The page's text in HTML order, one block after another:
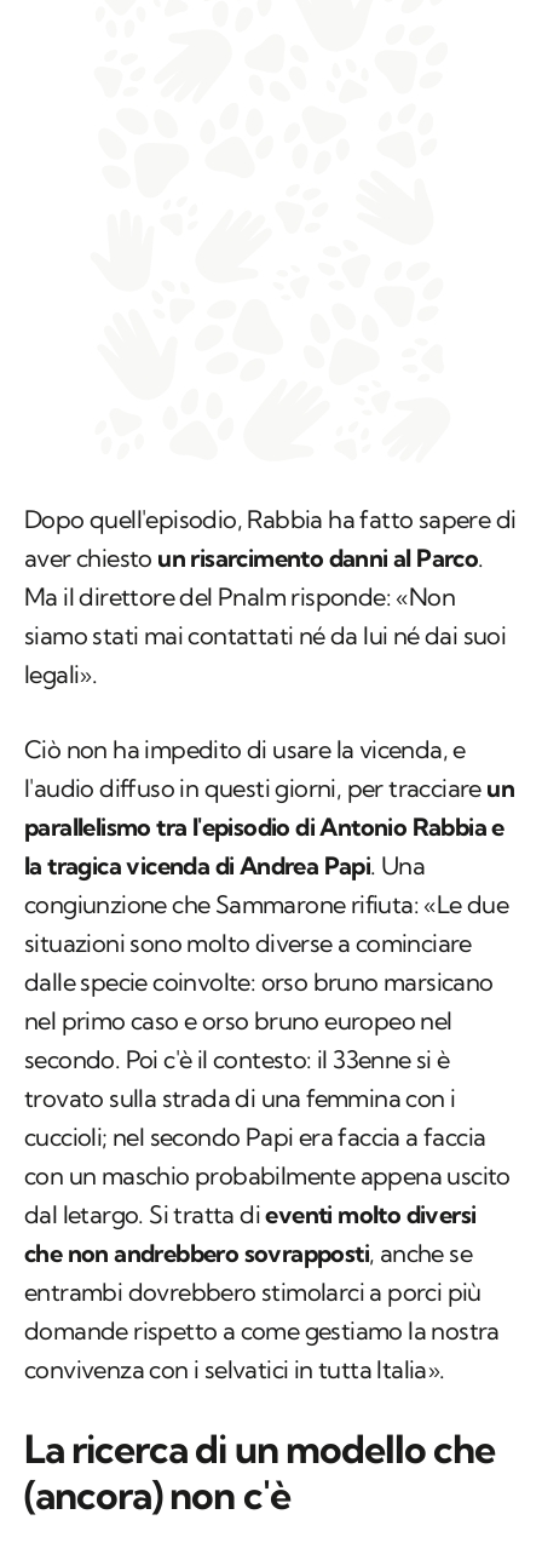
Dopo quell'episodio, Rabbia ha fatto sapere di
aver chiesto un risarcimento danni al Parco.
Ma il direttore del Pnalm risponde: «Non
siamo stati mai contattati né da lui né dai suoi
legali».
Ciò non ha impedito di usare la vicenda, e
l'audio diffuso in questi giorni, per tracciare un
parallelismo tra l'episodio di Antonio Rabbia e
la tragica vicenda di Andrea Papi. Una
congiunzione che Sammarone rifiuta: «Le due
situazioni sono molto diverse a cominciare
dalle specie coinvolte: orso bruno marsicano
nel primo caso e orso bruno europeo nel
secondo. Poi c'è il contesto: il 33enne si è
trovato sulla strada di una femmina con i
cuccioli; nel secondo Papi era faccia a faccia
con un maschio probabilmente appena uscito
dal letargo. Si tratta dieventi molto diversi
che non andrebbero sovrapposti, anche se
entrambi dovrebbero stimolarci a porci più
domande rispetto a come gestiamo la nostra
convivenza con i selvatici in tutta Italia».
La ricerca di un modello che
(ancora) non c'è